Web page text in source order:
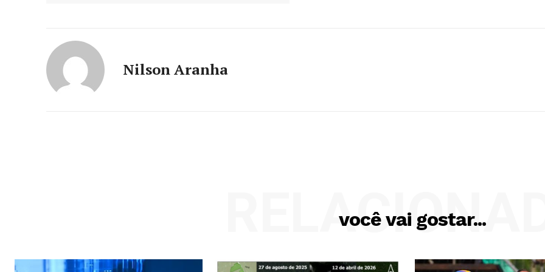
Nilson Aranha
você vai gostar...